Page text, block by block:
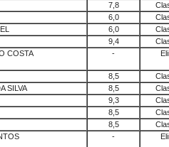
7,8
6,0
6,0
9,4
COSTA
-
8,5
SILVA
8,5
9,3
8,5
8,5
-